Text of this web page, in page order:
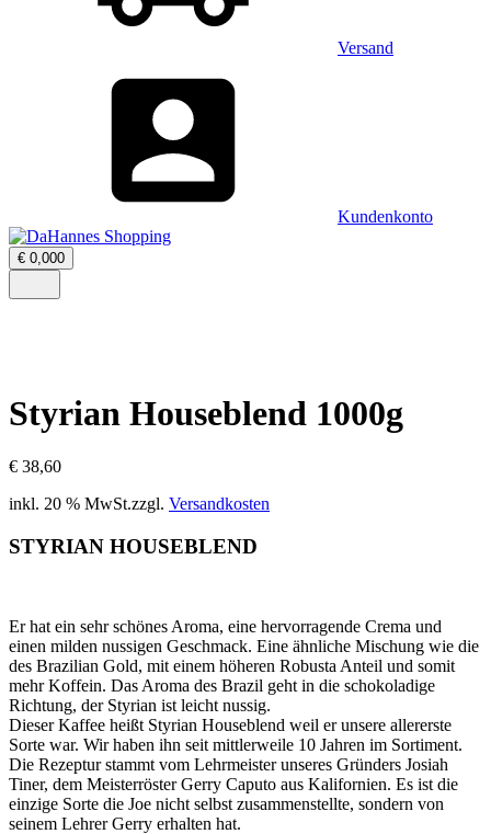
Versand
Kundenkonto
€ 0,000Warenkorb
öffnen
Menü
Styrian Houseblend 1000g
€ 38,60
inkl. 20 % MwSt.zzgl. Versandkosten
STYRIAN HOUSEBLEND
Er hat ein sehr schönes Aroma, eine hervorragende Crema und
einen milden nussigen Geschmack. Eine ähnliche Mischung wie die
des Brazilian Gold, mit einem höheren Robusta Anteil und somit
mehr Koffein. Das Aroma des Brazil geht in die schokoladige
Richtung, der Styrian ist leicht nussig.
Dieser Kaffee heißt Styrian Houseblend weil er unsere allererste
Sorte war. Wir haben ihn seit mittlerweile 10 Jahren im Sortiment.
Die Rezeptur stammt vom Lehrmeister unseres Gründers Josiah
Tiner, dem Meisterröster Gerry Caputo aus Kalifornien. Es ist die
einzige Sorte die Joe nicht selbst zusammenstellte, sondern von
seinem Lehrer Gerry erhalten hat.